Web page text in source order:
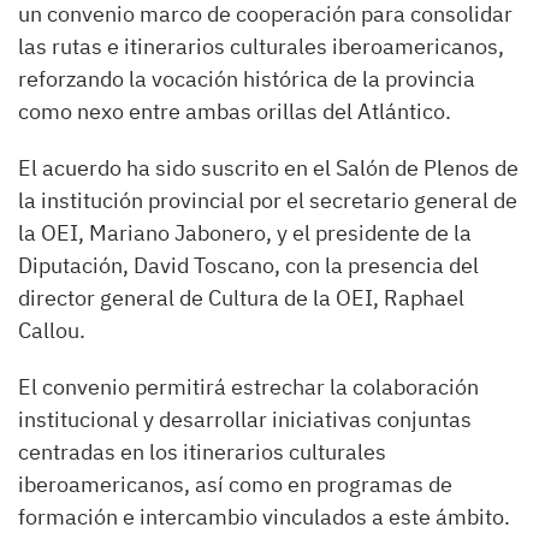
un convenio marco de cooperación para consolidar
las rutas e itinerarios culturales iberoamericanos,
reforzando la vocación histórica de la provincia
como nexo entre ambas orillas del Atlántico.
El acuerdo ha sido suscrito en el Salón de Plenos de
la institución provincial por el secretario general de
la OEI, Mariano Jabonero, y el presidente de la
Diputación, David Toscano, con la presencia del
director general de Cultura de la OEI, Raphael
Callou.
El convenio permitirá estrechar la colaboración
institucional y desarrollar iniciativas conjuntas
centradas en los itinerarios culturales
iberoamericanos, así como en programas de
formación e intercambio vinculados a este ámbito.